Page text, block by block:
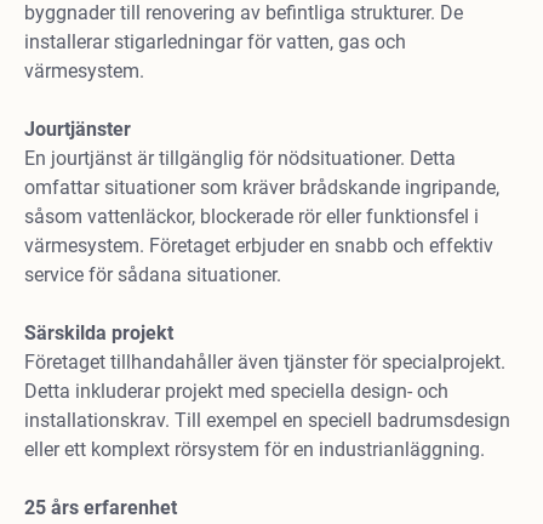
byggnader till renovering av befintliga strukturer. De
installerar stigarledningar för vatten, gas och
värmesystem.
Jourtjänster
En jourtjänst är tillgänglig för nödsituationer. Detta
omfattar situationer som kräver brådskande ingripande,
såsom vattenläckor, blockerade rör eller funktionsfel i
värmesystem. Företaget erbjuder en snabb och effektiv
service för sådana situationer.
Särskilda projekt
Företaget tillhandahåller även tjänster för specialprojekt.
Detta inkluderar projekt med speciella design- och
installationskrav. Till exempel en speciell badrumsdesign
eller ett komplext rörsystem för en industrianläggning.
25 års erfarenhet